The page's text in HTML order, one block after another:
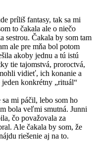
príliš fantasy, tak sa mi
to čakala ale o niečo
sestrou. Čakala by som tam
ale pre mňa bol potom
akoby jednu a tú istú
tie tajomstvá, proroctvá,
vidieť, ich konanie a
konkrétny „rituál“
mi páčil, lebo som ho
bola veľmi smutná. Junni
čo považovala za
Ale čakala by som, že
riešenie aj na to.